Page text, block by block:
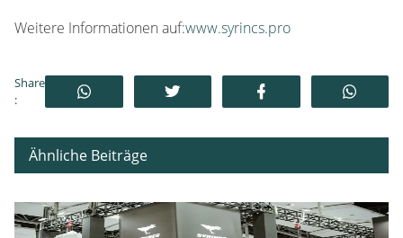
Weitere Informationen auf:www.syrincs.pro
Share
:
Ähnliche Beiträge